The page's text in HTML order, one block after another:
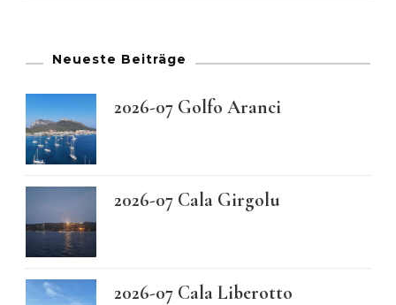
Neueste Beiträge
2026-07 Golfo Aranci
2026-07 Cala Girgolu
2026-07 Cala Liberotto